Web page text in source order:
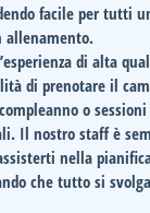
facile per tutti
allenamento.
di alta
di prenotare il
o
Il nostro staff è
nella
che tutto si